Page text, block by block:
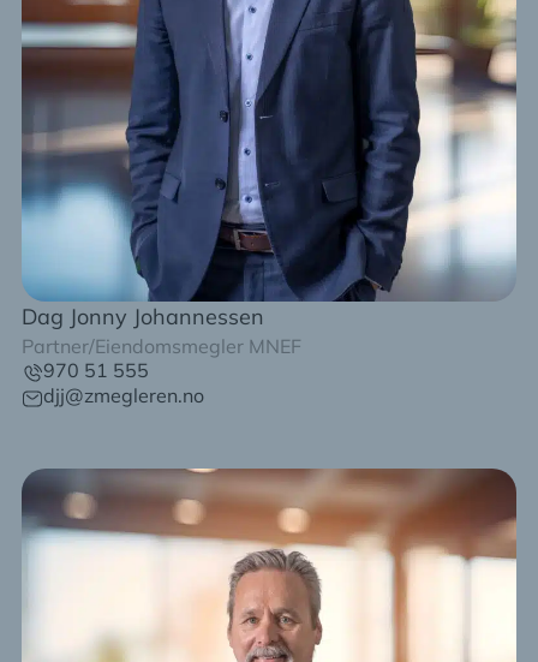
Dag Jonny Johannessen
Partner/Eiendomsmegler MNEF
970 51 555
djj@zmegleren.no